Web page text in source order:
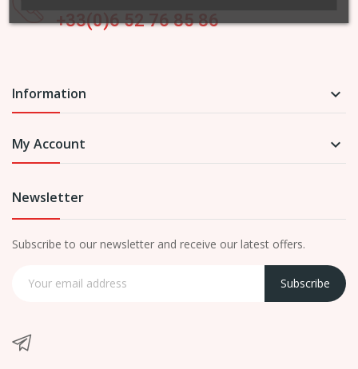
+33(0)6 52 76 85 86
Information 
My Account 
Newsletter
Subscribe to our newsletter and receive our latest offers.
Subscribe